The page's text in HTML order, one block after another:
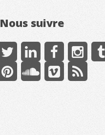
Nous suivre